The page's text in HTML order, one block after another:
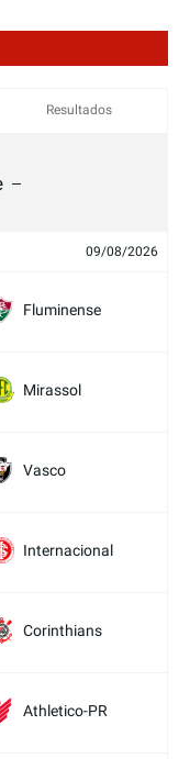
Resultados
09/08/2026
Fluminense
Mirassol
Vasco
Internacional
Corinthians
Athletico-PR